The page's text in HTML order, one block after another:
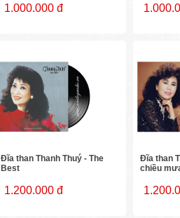
1.000.000 đ
Đĩa than Thanh Thuý - The
Best
1.200.000 đ
Đĩa than
chiều